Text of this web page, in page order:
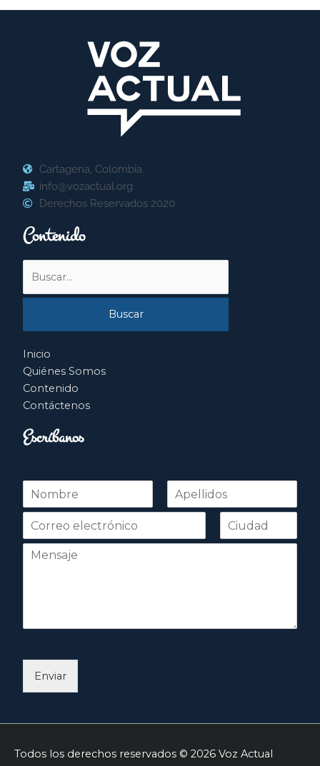
Cartagena, Colombia
info@vozactual.org
Derechos Reservados 2020
Contenido
por:
Inicio
Quiénes Somos
Contenido
Contáctenos
Escríbanos
N
m
r
Nombre Apellidos
Enviar
Todos los derechos reservados © 2026 Voz Actual